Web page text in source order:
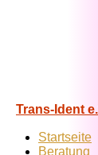
Trans-Ident
Startseite
Beratung